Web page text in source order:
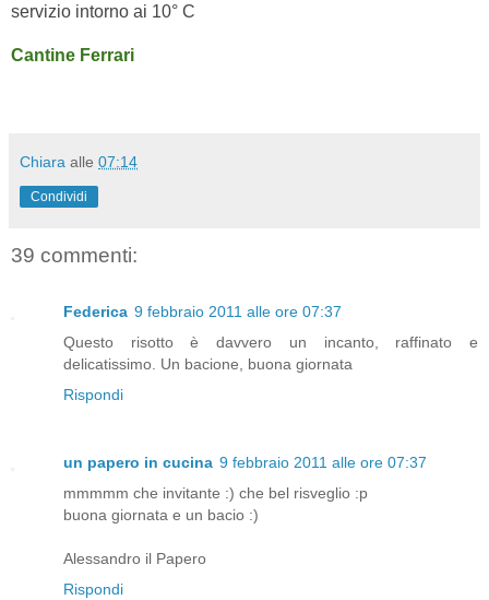
servizio intorno ai 10° C
Cantine Ferrari
Chiara alle 07:14
Condividi
39 commenti:
Federica 9 febbraio 2011 alle ore 07:37
Questo risotto è davvero un incanto, raffinato e
delicatissimo. Un bacione, buona giornata
Rispondi
un papero in cucina 9 febbraio 2011 alle ore 07:37
mmmmm che invitante :) che bel risveglio :p
buona giornata e un bacio :)
Alessandro il Papero
Rispondi